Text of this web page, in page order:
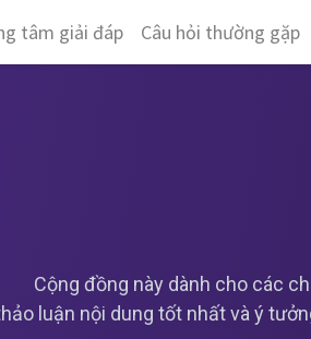
tâm giải đáp Câu hỏi thường gặp
Cộng đồng này dành cho các
luận nội dung tốt nhất và ý